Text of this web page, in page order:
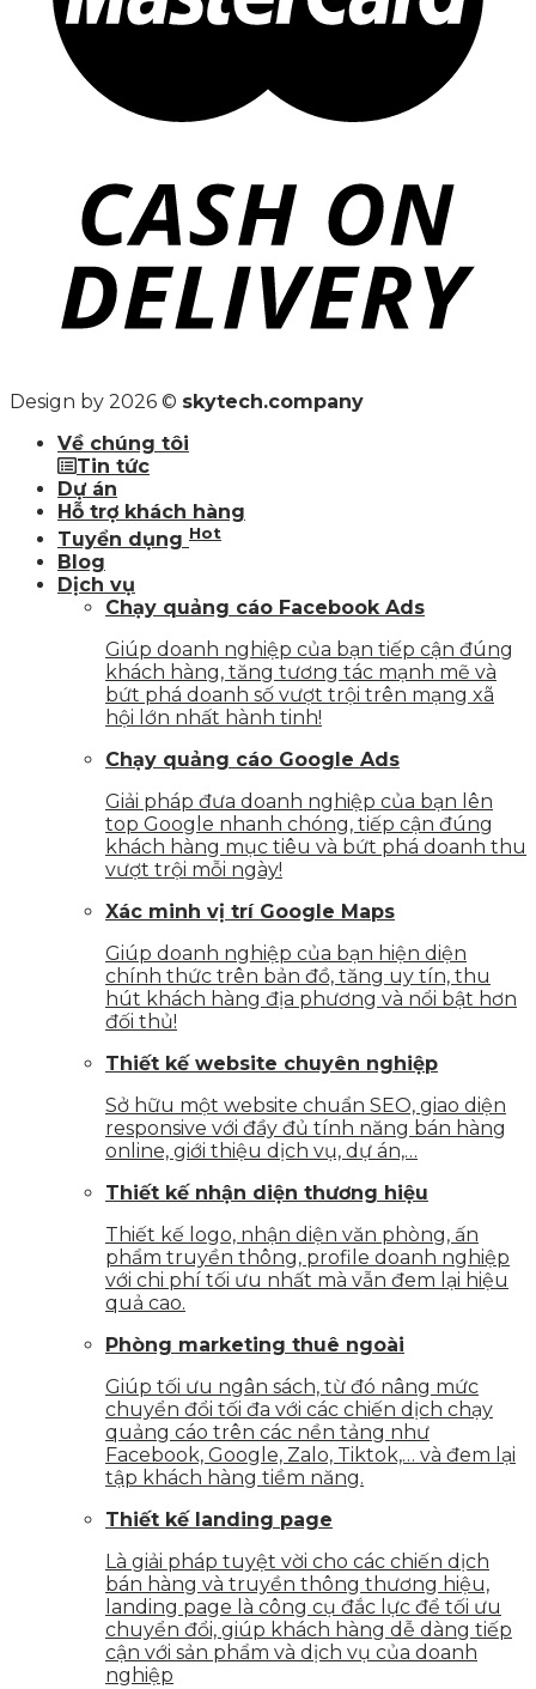
Design by 2026 © skytech.company
Về chúng tôi
Tin tức
Dự án
Hỗ trợ khách hàng
Tuyển dụng Hot
Blog
Dịch vụ
Chạy quảng cáo Facebook Ads
Giúp doanh nghiệp của bạn tiếp cận đúng
khách hàng, tăng tương tác mạnh mẽ và
bứt phá doanh số vượt trội trên mạng xã
hội lớn nhất hành tinh!
Chạy quảng cáo Google Ads
Giải pháp đưa doanh nghiệp của bạn lên
top Google nhanh chóng, tiếp cận đúng
khách hàng mục tiêu và bứt phá doanh thu
vượt trội mỗi ngày!
Xác minh vị trí Google Maps
Giúp doanh nghiệp của bạn hiện diện
chính thức trên bản đồ, tăng uy tín, thu
hút khách hàng địa phương và nổi bật hơn
đối thủ!
Thiết kế website chuyên nghiệp
Sở hữu một website chuẩn SEO, giao diện
responsive với đầy đủ tính năng bán hàng
online, giới thiệu dịch vụ, dự án,…
Thiết kế nhận diện thương hiệu
Thiết kế logo, nhận diện văn phòng, ấn
phẩm truyền thông, profile doanh nghiệp
với chi phí tối ưu nhất mà vẫn đem lại hiệu
quả cao.
Phòng marketing thuê ngoài
Giúp tối ưu ngân sách, từ đó nâng mức
chuyển đổi tối đa với các chiến dịch chạy
quảng cáo trên các nền tảng như
Facebook, Google, Zalo, Tiktok,… và đem lại
tập khách hàng tiềm năng.
Thiết kế landing page
Là giải pháp tuyệt vời cho các chiến dịch
bán hàng và truyền thông thương hiệu,
landing page là công cụ đắc lực để tối ưu
chuyển đổi, giúp khách hàng dễ dàng tiếp
cận với sản phẩm và dịch vụ của doanh
nghiệp